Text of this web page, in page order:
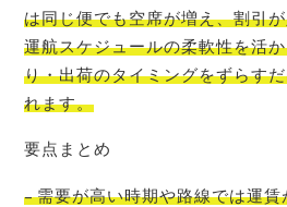
は同じ便でも空席が増え、割引
運航スケジュールの柔軟性を活
り・出荷のタイミングをずらす
れます。
要点まとめ
– 需要が高い時期や路線では運